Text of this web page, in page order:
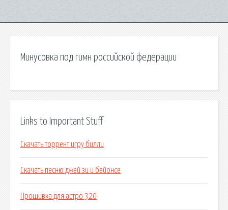
Минусовка под гимн российской федерации
Links to Important Stuff
Скачать торрент игру билли
Скачать песню джей зи и бейонсе
Прошивка для астро 320